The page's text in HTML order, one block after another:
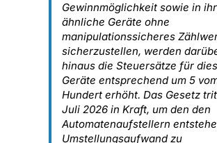
Gewinnmöglichkeit sowie in
ähnliche Geräte ohne
manipulationssicheres
sicherzustellen, werden
hinaus die Steuersätze für
Geräte entsprechend um 5
Hundert erhöht. Das Gesetz
Juli 2026 in Kraft, um den den
Automatenaufstellern
Umstellungsaufwand zu